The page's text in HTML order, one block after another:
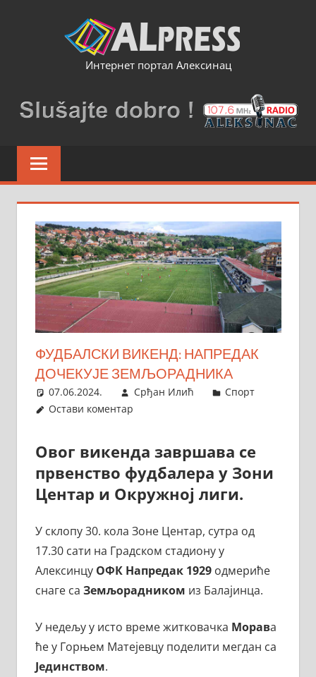
Интернет портал Алексинац
ФУДБАЛСКИ ВИКЕНД: НАПРЕДАК
ДОЧЕКУЈЕ ЗЕМЉОРАДНИКА
07.06.2024. Срђан Илић
Спорт
Остави коментар
Овог викенда завршава се
првенство фудбалера у Зони
Центар и Окружној лиги.
У склопу 30. кола Зоне Центар, сутра од
17.30 сати на Градском стадиону у
Алексинцу ОФК Напредак 1929одмериће
снаге са Земљорадником из Балајинца.
У недељу у исто време житковачка Морава
ће у Горњем Матејевцу поделити мегдан са
Јединством.